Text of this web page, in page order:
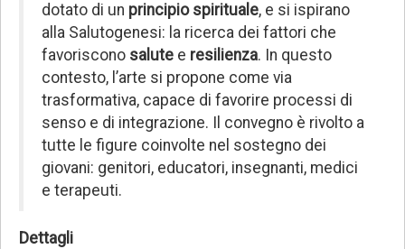
dotato di un principio spirituale, e si ispirano
alla Salutogenesi: la ricerca dei fattori che
favoriscono salute e resilienza. In questo
contesto, l’arte si propone come via
trasformativa, capace di favorire processi di
senso e di integrazione. Il convegno è rivolto a
tutte le figure coinvolte nel sostegno dei
giovani: genitori, educatori, insegnanti, medici
e terapeuti.
Dettagli